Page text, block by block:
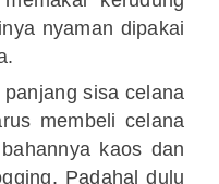
nyaman dipakai
sisa celana
membeli celana
kaos dan
. Padahal dulu